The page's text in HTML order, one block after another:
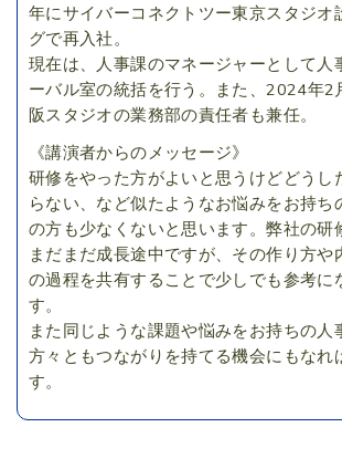
年にサイバーコネクトツー東京スタジオ
グで再入社。
現在は、人事課のマネージャーとして人
ーバル室の統括を行う。また、2024年2
阪スタジオの業務部の責任者も兼任。
《講演者からのメッセージ》
研修をやった方がよいと思うけどどうし
らない、など似たようなお悩みをお持ち
の方も少なくないと思います。弊社の研
まだまだ成長途中ですが、その作り方や
の過程を共有することで少しでも参考に
す。
また同じような課題や悩みをお持ちの人
方々ともつながりを持てる機会にもなれ
す。